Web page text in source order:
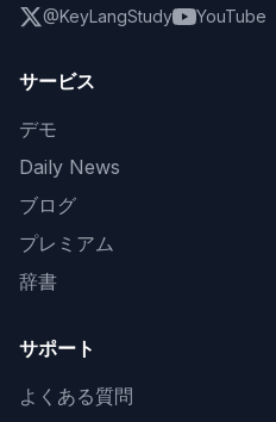
@KeyLangStudy YouTube
サービス
デモ
Daily News
ブログ
プレミアム
辞書
サポート
よくある質問